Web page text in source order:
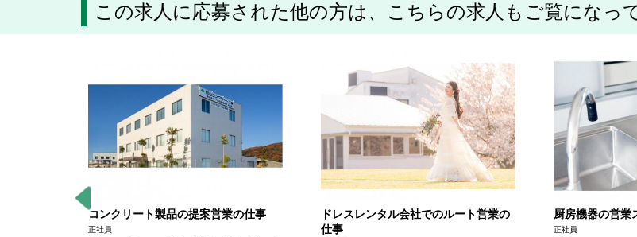
この求人に応募された他の方は、こちらの求人もご覧になっ
コンクリート製品の提案営業の仕事
正社員
ドレスレンタル会社でのルート営業の
仕事
厨房機器の営業
正社員